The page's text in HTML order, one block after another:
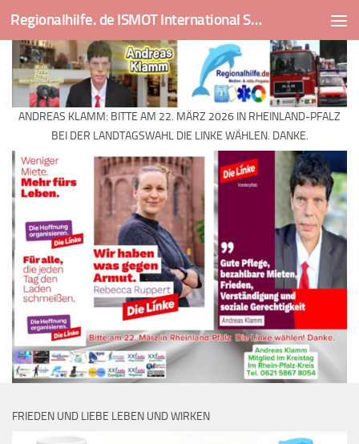
Skip to content Regionalhilfe. de ISMOT International Social And Medical Outreach Team
ANDREAS KLAMM: BITTE AM 22. MÄRZ 2026 IN RHEINLAND-PFALZ
BEI DER LANDTAGSWAHL DIE LINKE WÄHLEN. DANKE.
FRIEDEN UND LIEBE LEBEN UND WIRKEN